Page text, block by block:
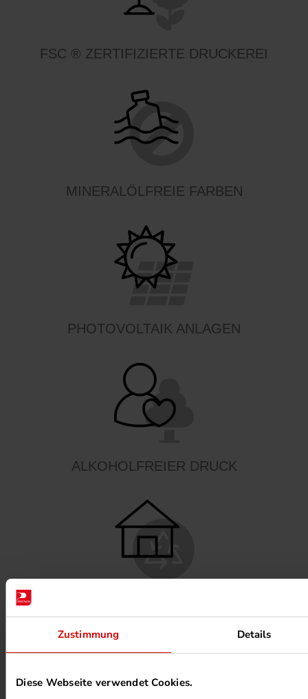
Zustimmung Details
Diese Webseite verwendet Cookies.
FSC ® ZERTIFIZIERTE DRUCKEREI
MINERALÖLFREIE FARBEN
PHOTOVOLTAIK ANLAGEN
ALKOHOLFREIER DRUCK
UMWELTPROJEKTE ANSEHEN